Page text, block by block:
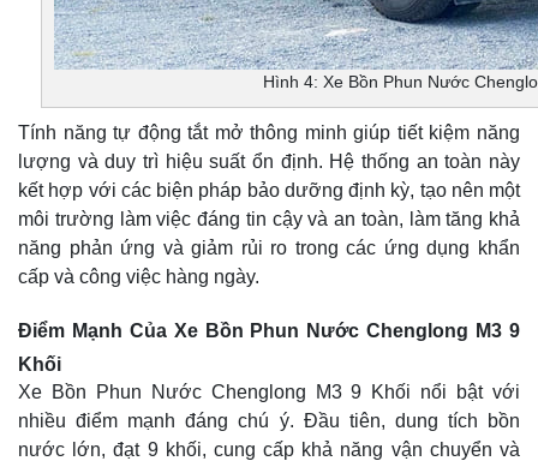
Hình 4: Xe Bồn Phun Nước
Tính năng tự động tắt mở thông minh giúp tiết kiệm năng
lượng và duy trì hiệu suất ổn định. Hệ thống an toàn này
kết hợp với các biện pháp bảo dưỡng định kỳ, tạo nên một
môi trường làm việc đáng tin cậy và an toàn, làm tăng khả
năng phản ứng và giảm rủi ro trong các ứng dụng khẩn
cấp và công việc hàng ngày.
Điểm Mạnh Của Xe Bồn Phun Nước Chenglong M3 9
Khối
Xe Bồn Phun Nước Chenglong M3 9 Khối nổi bật với
nhiều điểm mạnh đáng chú ý. Đầu tiên, dung tích bồn
nước lớn, đạt 9 khối, cung cấp khả năng vận chuyển và